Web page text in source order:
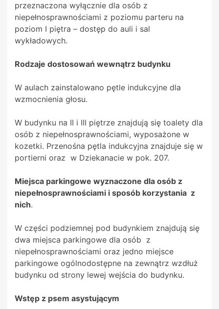
przeznaczona wyłącznie dla osób z
niepełnosprawnościami z poziomu parteru na
poziom I piętra – dostęp do auli i sal
wykładowych.
Rodzaje dostosowań wewnątrz budynku
W aulach zainstalowano pętle indukcyjne dla
wzmocnienia głosu.
W budynku na II i III piętrze znajdują się toalety dla
osób z niepełnosprawnościami, wyposażone w
kozetki. Przenośna pętla indukcyjna znajduje się w
portierni oraz w Dziekanacie w pok. 207.
Miejsca parkingowe wyznaczone dla osób z
niepełnosprawnościami i sposób korzystania z
nich.
W części podziemnej pod budynkiem znajdują się
dwa miejsca parkingowe dla osób z
niepełnosprawnościami oraz jedno miejsce
parkingowe ogólnodostępne na zewnątrz wzdłuż
budynku od strony lewej wejścia do budynku.
Wstęp z psem asystującym